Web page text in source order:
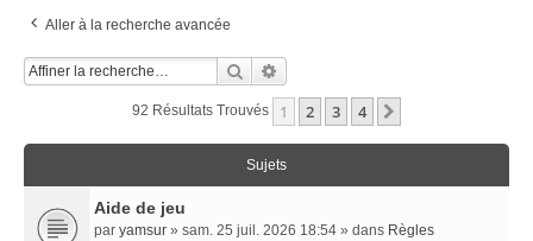
Aller à la recherche avancée
Rechercher
92 Résultats Trouvés 1 2 3 4
Sujets
Aide de jeu
par yamsur » sam. 25 juil. 2026 18:54 » dans Règles